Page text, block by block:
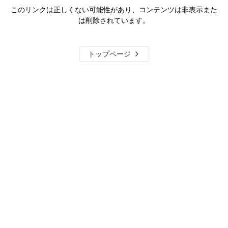
このリンクは正しくない可能性があり、コンテンツは非表示また
は削除されています。
トップページ